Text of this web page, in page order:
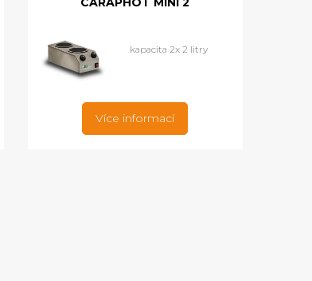
kapacita 2x 2 litry
Více informací